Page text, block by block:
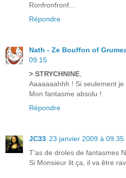
Ronfronfronf...
Répondre
Nath - Ze Bouffon of
09:15
> STRYCHNINE,
Aaaaaaahhh ! Si seulement
Mon fantasme absolu !
Répondre
JC33 23 janvier 2009 à 09:35
T'as de droles de fantasmes
Si Monsieur lit ça, il va être